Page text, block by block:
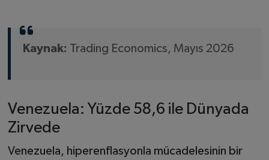
Kaynak: Trading Economics, Mayıs 2026
Venezuela: Yüzde 58,6 ile Dünyada
Zirvede
Venezuela, hiperenflasyonla mücadelesinin bir